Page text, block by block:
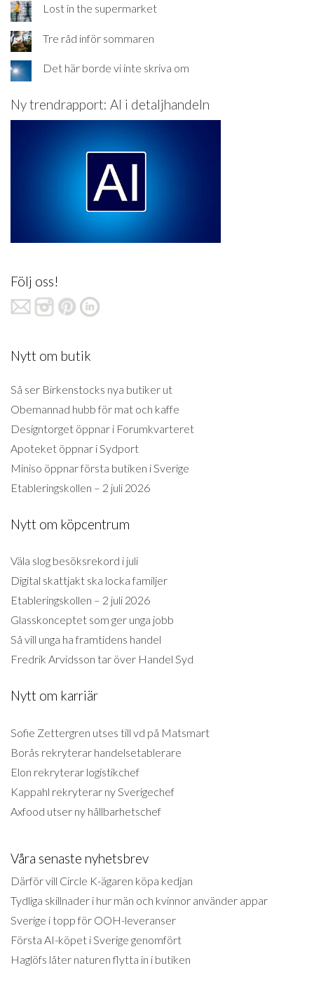
Lost in the supermarket
Tre råd inför sommaren
Det här borde vi inte skriva om
Ny trendrapport: AI i detaljhandeln
Följ oss!
Nytt om butik
Så ser Birkenstocks nya butiker ut
Obemannad hubb för mat och kaffe
Designtorget öppnar i Forumkvarteret
Apoteket öppnar i Sydport
Miniso öppnar första butiken i Sverige
Etableringskollen – 2 juli 2026
Nytt om köpcentrum
Väla slog besöksrekord i juli
Digital skattjakt ska locka familjer
Etableringskollen – 2 juli 2026
Glasskonceptet som ger unga jobb
Så vill unga ha framtidens handel
Fredrik Arvidsson tar över Handel Syd
Nytt om karriär
Sofie Zettergren utses till vd på Matsmart
Borås rekryterar handelsetablerare
Elon rekryterar logistikchef
Kappahl rekryterar ny Sverigechef
Axfood utser ny hållbarhetschef
Våra senaste nyhetsbrev
Därför vill Circle K-ägaren köpa kedjan
Tydliga skillnader i hur män och kvinnor använder appar
Sverige i topp för OOH-leveranser
Första AI-köpet i Sverige genomfört
Haglöfs låter naturen flytta in i butiken